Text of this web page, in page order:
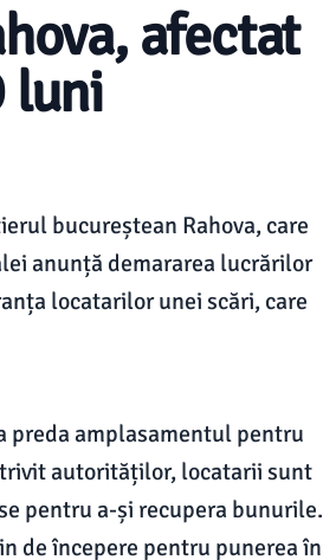
afectat
luni
bucureștean Rahova, care
anunță demararea lucrărilor
locatarilor unei scări, care
preda amplasamentul pentru
autorităților, locatarii sunt
pentru a-și recupera bunurile.
de începere pentru punerea în